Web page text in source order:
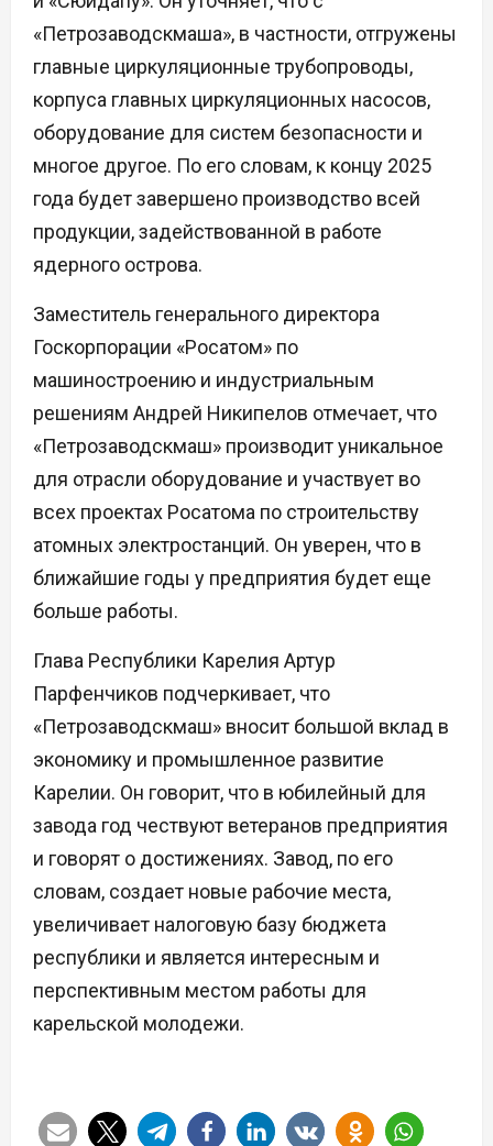
«Петрозаводскмаша», в частности, отгружены
главные циркуляционные трубопроводы,
корпуса главных циркуляционных насосов,
оборудование для систем безопасности и
многое другое. По его словам, к концу 2025
года будет завершено производство всей
продукции, задействованной в работе
ядерного острова.
Заместитель генерального директора
Госкорпорации «Росатом» по
машиностроению и индустриальным
решениям Андрей Никипелов отмечает, что
«Петрозаводскмаш» производит уникальное
для отрасли оборудование и участвует во
всех проектах Росатома по строительству
атомных электростанций. Он уверен, что в
ближайшие годы у предприятия будет еще
больше работы.
Глава Республики Карелия Артур
Парфенчиков подчеркивает, что
«Петрозаводскмаш» вносит большой вклад в
экономику и промышленное развитие
Карелии. Он говорит, что в юбилейный для
завода год чествуют ветеранов предприятия
и говорят о достижениях. Завод, по его
словам, создает новые рабочие места,
увеличивает налоговую базу бюджета
республики и является интересным и
перспективным местом работы для
карельской молодежи.